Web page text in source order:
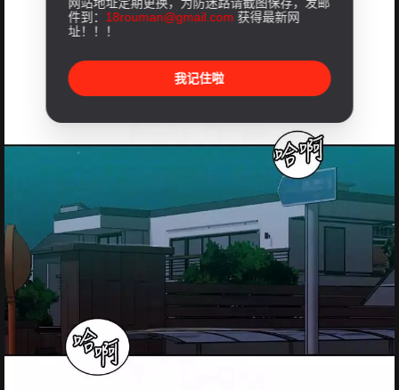
件到： 18rouman@gmail.com 获得最新网
址！！！
我记住啦